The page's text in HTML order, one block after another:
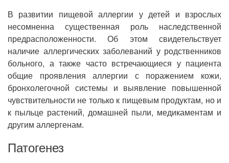
В развитии пищевой аллергии у детей и взрослых
несомненна существенная роль наследственной
предрасположенности. Об этом свидетельствует
наличие аллергических заболеваний у родственников
больного, а также часто встречающиеся у пациента
общие проявления аллергии с поражением кожи,
бронхолегочной системы и выявление повышенной
чувствительности не только к пищевым продуктам, но и
к пыльце растений, домашней пыли, медикаментам и
другим аллергенам.
Патогенез